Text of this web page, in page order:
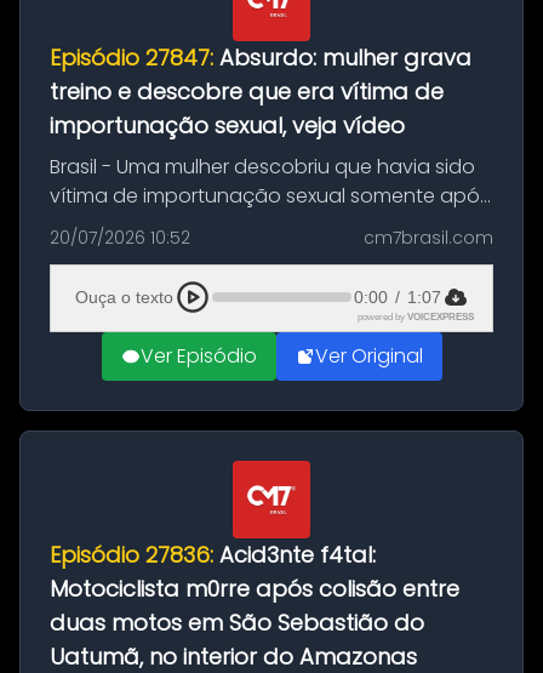
Episódio 27847: Absurdo: mulher grava
treino e descobre que era vítima de
importunação sexual, veja vídeo
Brasil - Uma mulher descobriu que havia sido
vítima de importunação sexual somente após
assistir a um vídeo que gravou enquanto
treinava na academia de um condomínio em
Feira de Santana, na Bahia. O c...
20/07/2026 10:52 cm7brasil.com
Ouça o texto 0:00 / 1:07
powered by VOICEXPRESS
Ver Episódio Ver Original
Episódio 27836: Acid3nte f4tal:
Motociclista m0rre após colisão entre
duas motos em São Sebastião do
Uatumã, no interior do Amazonas